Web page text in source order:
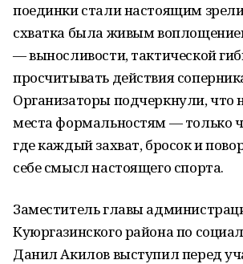
поединки стали настоящим
схватка была живым
— выносливости, тактической
просчитывать действия
Организаторы подчеркнули, что
места формальностям — только
где каждый захват, бросок и
себе смысл настоящего спорта.
Заместитель главы
Куюргазинского района по
Данил Акилов выступил перед